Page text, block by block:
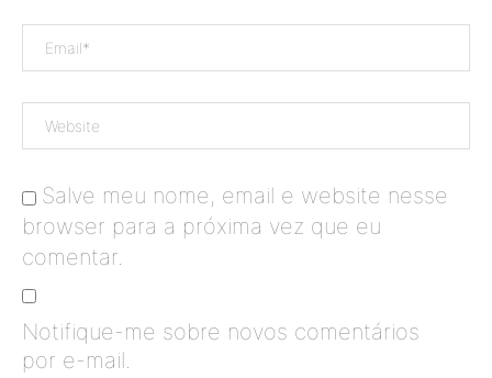
Salve meu nome, email e website nesse
browser para a próxima vez que eu
comentar.
Notifique-me sobre novos comentários
por e-mail.